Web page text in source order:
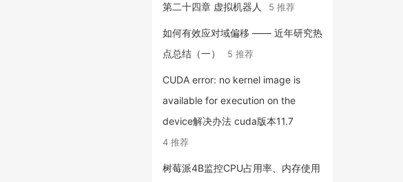
第二十四章 虚拟机器人
5 推荐
如何有效应对域偏移 —— 近年研究热
点总结（一）
5 推荐
CUDA error: no kernel image is
available for execution on the
device解决办法 cuda版本11.7
4 推荐
树莓派4B监控CPU占用率、内存使用